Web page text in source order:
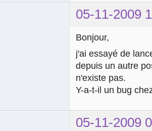
05-11-2009
Bonjour,
j'ai essayé de
depuis un autre
n'existe pas.
Y-a-t-il un bug
05-11-2009